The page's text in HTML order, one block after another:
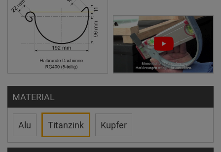
MATERIAL
Alu Titanzink Kupfer